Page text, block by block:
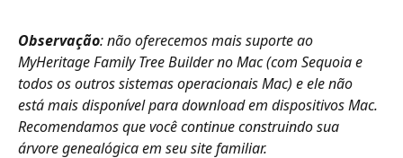
Observação: não oferecemos mais suporte ao
MyHeritage Family Tree Builder no Mac (com Sequoia e
todos os outros sistemas operacionais Mac) e ele não
está mais disponível para download em dispositivos Mac.
Recomendamos que você continue construindo sua
árvore genealógica em seu site familiar.